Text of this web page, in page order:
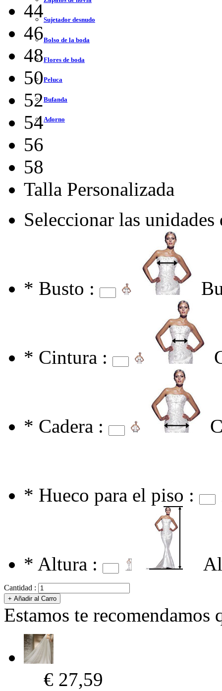
Sujetador desnudo
Bolso de la boda
Flores de boda
Peluca
Bufanda
Adorno
44
46
48
50
52
54
56
58
Talla Personalizada
Seleccionar las
* Busto :
* Cintura :
* Cadera :
* Hueco para el piso :
* Altura :
Cantidad :
Estamos te recomendamos
€ 27,59